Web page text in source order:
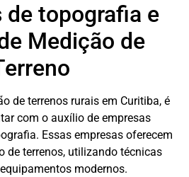
de topografia e
Medição de
de terrenos rurais em Curitiba, é
com o auxílio de empresas
Essas empresas oferecem
de terrenos, utilizando técnicas
modernos.